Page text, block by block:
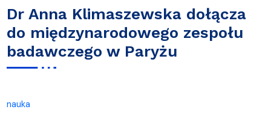
Dr Anna Klimaszewska dołącza
do międzynarodowego zespołu
badawczego w Paryżu
nauka